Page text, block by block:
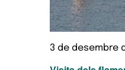
3 de desembre